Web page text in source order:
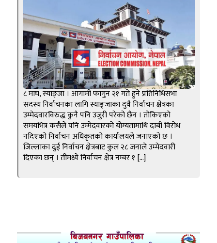
८ माघ, स्याङ्जा । आगामी फागुन २१ गते हुने प्रतिनिधिसभा
सदस्य निर्वाचनका लागि स्याङ्जाका दुवै निर्वाचन क्षेत्रका
उम्मेदवारविरुद्ध कुनै पनि उजुरी परेको छैन । तोकिएको
समयभित्र कसैले पनि उम्मेदवारको योग्यतामाथि दाबी विरोध
नदिएको निर्वाचन अधिकृतको कार्यालयले जनाएको छ ।
जिल्लाका दुई निर्वाचन क्षेत्रबाट कुल २८ जनाले उम्मेदवारी
दिएका छन् । तीमध्ये निर्वाचन क्षेत्र नम्बर १ […]